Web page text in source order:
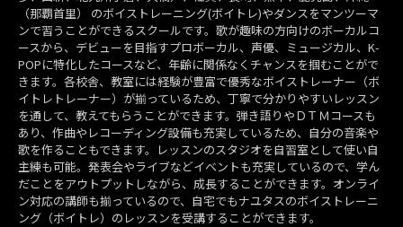
（那覇首里） のボイストレーニング(ボイトレ)やダンスをマンツーマ
ンで習うことができるスクールです。歌が趣味の方向けのボーカルコ
ースから、デビューを目指すプロボーカル、声優、ミュージカル、K-
POPに特化したコースなど、年齢に関係なくチャンスを掴むことがで
きます。各校舎、教室には経験が豊富で優秀なボイストレーナー（ボ
イトレトレーナー）が揃っているため、丁寧で分かりやすいレッスン
を通して、教えてもらうことができます。弾き語りやＤＴＭコースも
あり、作曲やレコーディング設備も充実しているため、自分の音楽や
歌を作ることもできます。レッスンのスタジオを自習室として使い自
主練も可能。発表会やライブなどイベントも充実しているので、学ん
だことをアウトプットしながら、成長することができます。オンライ
ン対応の講師も揃っているので、自宅でもナユタスのボイストレーニ
ング（ボイトレ）のレッスンを受講することができます。